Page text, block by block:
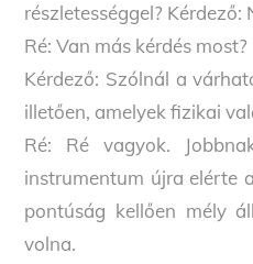
részletességgel? Kérdező:
Ré: Van más kérdés most?
Kérdező: Szólnál a
illetően, amelyek fizikai
Ré: Ré vagyok.
instrumentum újra elérte
pontúság kellően mély
volna.